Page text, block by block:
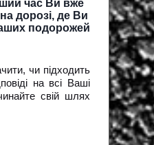
час Ви вже
дорозі, де Ви
подорожей
чи підходить
на всі Ваші
свій шлях